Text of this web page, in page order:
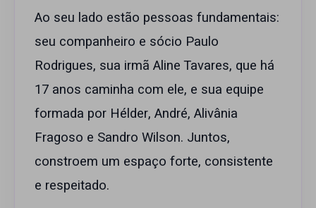
Ao seu lado estão pessoas fundamentais:
seu companheiro e sócio Paulo
Rodrigues, sua irmã Aline Tavares, que há
17 anos caminha com ele, e sua equipe
formada por Hélder, André, Alivânia
Fragoso e Sandro Wilson. Juntos,
constroem um espaço forte, consistente
e respeitado.